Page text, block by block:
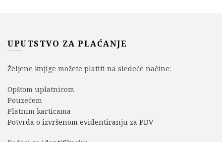
UPUTSTVO ZA PLAĆANJE
Željene knjige možete platiti na sledeće načine:
Opštom uplatnicom
Pouzećem
Platnim karticama
Potvrda o izvršenom evidentiranju za PDV